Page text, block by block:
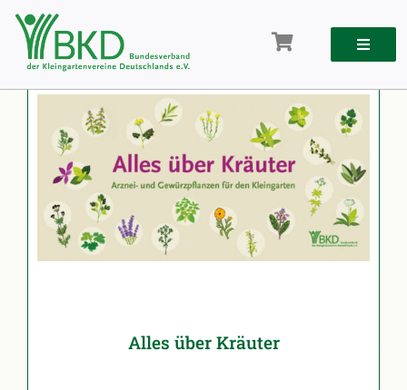
Zum
Inhalt
springen
Alles über Kräuter